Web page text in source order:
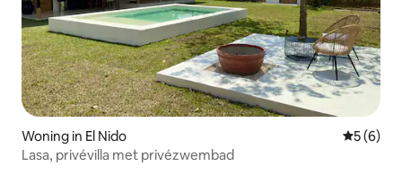
Woning in El Nido
5 (6)
Lasa, privévilla met privézwembad